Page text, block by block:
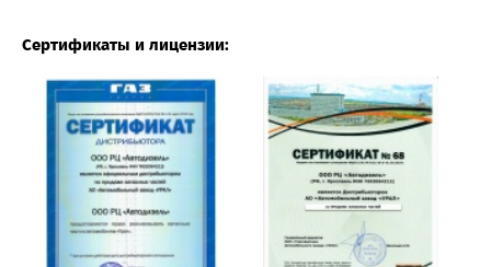
Сертификаты и лицензии: